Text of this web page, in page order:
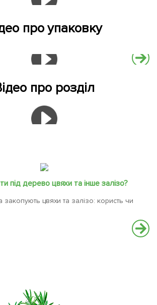
про упаковку
про розділ
під дерево цвяхи та інше залізо?
цвяхи та залізо: користь чи